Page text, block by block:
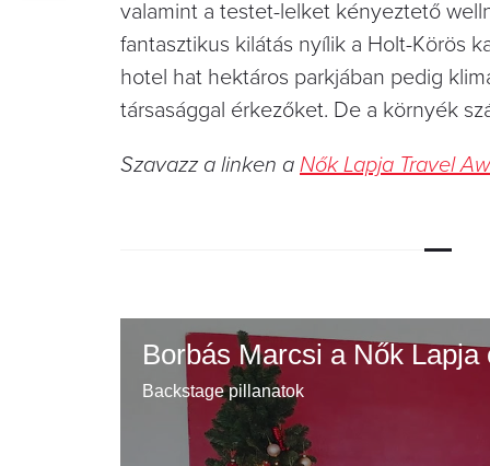
valamint a testet-lelket kényeztető
fantasztikus kilátás nyílik a Holt-Körös
hotel hat hektáros parkjában pedig
társasággal érkezőket. De a környék
Szavazz a linken a Nők Lapja Travel
Borbás Marcsi a Nők Lapja
Backstage pillanatok